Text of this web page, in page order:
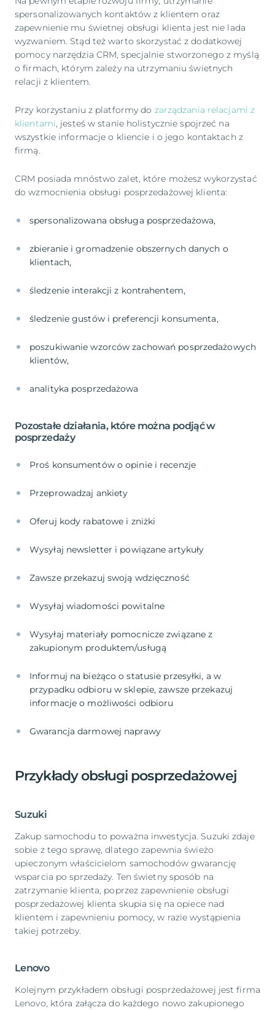
spersonalizowanych kontaktów z klientem oraz
zapewnienie mu świetnej obsługi klienta jest nie lada
wyzwaniem. Stąd też warto skorzystać z dodatkowej
pomocy narzędzia CRM, specjalnie stworzonego z myślą
o firmach, którym zależy na utrzymaniu świetnych
relacji z klientem.
Przy korzystaniu z platformy do zarządzania relacjami z
klientami , jesteś w stanie holistycznie spojrzeć na
wszystkie informacje o kliencie i o jego kontaktach z
firmą.
CRM posiada mnóstwo zalet, które możesz wykorzystać
do wzmocnienia obsługi posprzedażowej klienta:
spersonalizowana obsługa posprzedażowa,
zbieranie i gromadzenie obszernych danych o
klientach,
śledzenie interakcji z kontrahentem,
śledzenie gustów i preferencji konsumenta,
poszukiwanie wzorców zachowań posprzedażowych
klientów,
analityka posprzedażowa
Pozostałe działania, które można podjąć w
posprzedaży
Proś konsumentów o opinie i recenzje
Przeprowadzaj ankiety
Oferuj kody rabatowe i zniżki
Wysyłaj newsletter i powiązane artykuły
Zawsze przekazuj swoją wdzięczność
Wysyłaj wiadomości powitalne
Wysyłaj materiały pomocnicze związane z
zakupionym produktem/usługą
Informuj na bieżąco o statusie przesyłki, a w
przypadku odbioru w sklepie, zawsze przekazuj
informacje o możliwości odbioru
Gwarancja darmowej naprawy
Przykłady obsługi posprzedażowej
Suzuki
Zakup samochodu to poważna inwestycja. Suzuki zdaje
sobie z tego sprawę, dlatego zapewnia świeżo
upieczonym właścicielom samochodów gwarancję
wsparcia po sprzedaży. Ten świetny sposób na
zatrzymanie klienta, poprzez zapewnienie obsługi
posprzedażowej klienta skupia się na opiece nad
klientem i zapewnieniu pomocy, w razie wystąpienia
takiej potrzeby.
Lenovo
Kolejnym przykładem obsługi posprzedażowej jest firma
Lenovo, która załącza do każdego nowo zakupionego